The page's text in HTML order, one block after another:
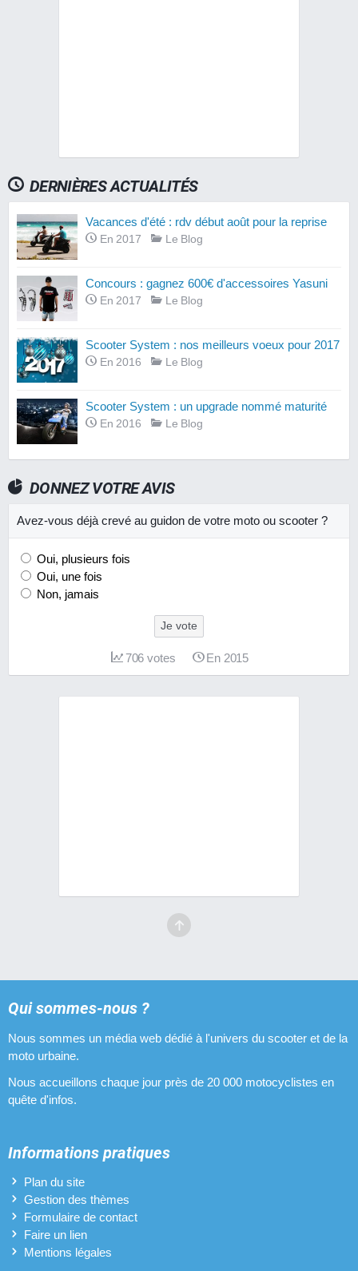
DERNIÈRES ACTUALITÉS
Vacances d'été : rdv début août pour la reprise
En 2017 Le Blog
Concours : gagnez 600€ d'accessoires Yasuni
En 2017 Le Blog
Scooter System : nos meilleurs voeux pour 2017
En 2016 Le Blog
Scooter System : un upgrade nommé maturité
En 2016 Le Blog
DONNEZ VOTRE AVIS
Avez-vous déjà crevé au guidon de votre moto ou scooter ?
Oui, plusieurs fois
Oui, une fois
Non, jamais
Je vote
706 votes En 2015
Qui sommes-nous ?
Nous sommes un média web dédié à l'univers du scooter et de la
moto urbaine.
Nous accueillons chaque jour près de 20 000 motocyclistes en
quête d'infos.
Informations pratiques
Plan du site
Gestion des thèmes
Formulaire de contact
Faire un lien
Mentions légales